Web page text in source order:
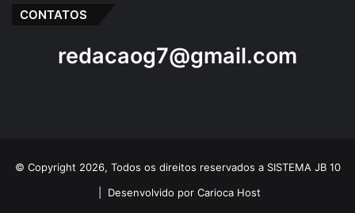
CONTATOS
redacaog7@gmail.com
© Copyright 2026, Todos os direitos reservados a SISTEMA JB 10
Desenvolvido por Carioca Host